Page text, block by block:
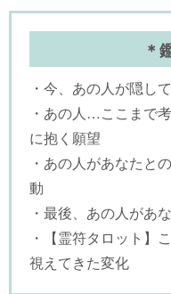
＊
・今、あの人が隠し
・あの人…ここまで
に抱く願望
・あの人があなたと
動
・最後、あの人があ
・【霊符タロット】
視えてきた変化